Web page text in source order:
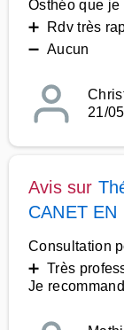
Osthéo que je
➕ Rdv très
➖ Aucun
21/
Avis sur
CANET EN
Consultation
➕ Très
Je